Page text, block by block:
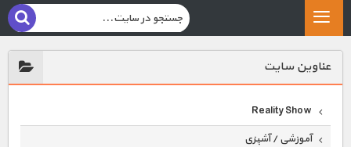
عناوين سايت
Reality Show
آموزشی / آشپزی